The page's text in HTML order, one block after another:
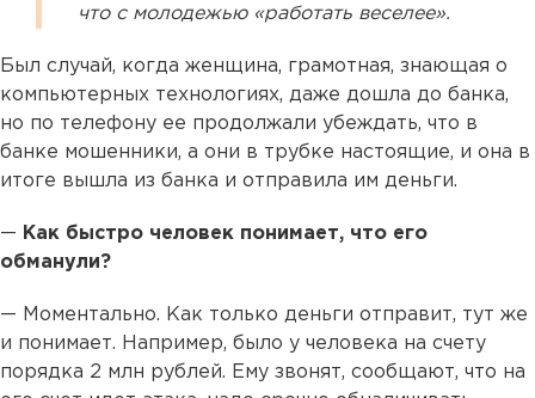
что с молодежью «работать веселее».
Был случай, когда женщина, грамотная, знающая о
компьютерных технологиях, даже дошла до банка,
но по телефону ее продолжали убеждать, что в
банке мошенники, а они в трубке настоящие, и она в
итоге вышла из банка и отправила им деньги.
— Как быстро человек понимает, что его
обманули?
— Моментально. Как только деньги отправит, тут же
и понимает. Например, было у человека на счету
порядка 2 млн рублей. Ему звонят, сообщают, что на